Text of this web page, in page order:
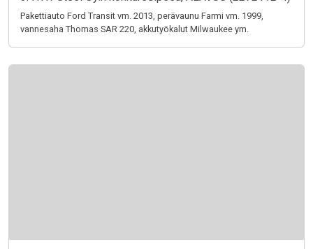
Pakettiauto Ford Transit vm. 2013, perävaunu Farmi vm. 1999,
vannesaha Thomas SAR 220, akkutyökalut Milwaukee ym.